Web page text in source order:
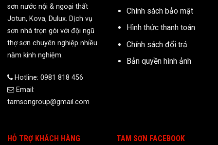
sơn nước nội & ngoại thất
Jotun, Kova, Dulux. Dịch vụ
sơn nhà trọn gói với đội ngũ
thợ sơn chuyên nghiệp nhiều
năm kinh nghiệm.
Hotline: 0981 818 456
Email:
tamsongroup@gmail.com
Chính sách bảo mật
Hình thức thanh toán
Chính sách đổi trả
Bản quyền hình ảnh
HỖ TRỢ KHÁCH HÀNG TAM SƠN FACEBOOK